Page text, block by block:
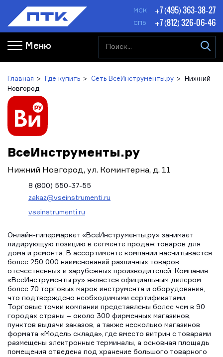
МСК +7 (495) 363-38-27
СПб +7 (812) 326-06-46
Меню
Главная Где купить Сеть ВсеИнструменты.ру
Нижний
Новгород
ВсеИнструменты.ру
Нижний Новгород, ул. Коминтерна, д. 11
8 (800) 550-37-55
zakaz@vseinstrumenti.ru
vseinstrumenti.ru
Онлайн-гипермаркет «ВсеИнструменты.ру» занимает
лидирующую позицию в сегменте продаж товаров для
дома и ремонта. В ассортименте компании насчитывается
более 250 000 наименований различных товаров
отечественных и зарубежных производителей. Компания
«ВсеИнструменты.ру» является официальным дилером
более 70 торговых марок инструмента и оборудования,
что подтверждено необходимыми сертификатами.
Торговые точки компании представлены более чем в 90
городах страны – около 300 фирменных магазинов,
пунктов выдачи заказов, а также несколько магазинов
формата «Модель склада», где вместо витрин с товарами
размещены электронные терминалы, а основная площадь
помещения отведена под хранение большого товарного